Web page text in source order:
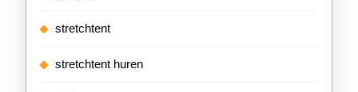
stretchtent
stretchtent huren